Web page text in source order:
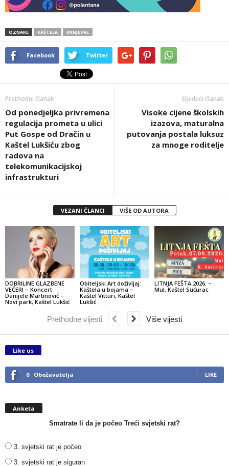
OZNAKE KAŠTELA KRNJEVAL
Facebook Twitter
Prethodni članak
Od ponedjeljka privremena
regulacija prometa u ulici
Put Gospe od Dračin u
Kaštel Lukšiću zbog
radova na
telekomunikacijskoj
infrastrukturi
Sljedeći članak
Visoke cijene školskih
izazova, maturalna
putovanja postala luksuz
za mnoge roditelje
VEZANI ČLANCI VIŠE OD AUTORA
DOBRILINE GLAZBENE
VEČERI – Koncert
Danijele Martinović –
Novi park, Kaštel Lukšić
Obiteljski Art doživljaj:
Kaštela u bojama –
Kaštel Vitturi, Kaštel
Lukšić
LITNJA FEŠTA 2026. –
Mul, Kaštel Sućurac
Prethodne vijesti Više vijesti
Like us
0 Obožavatelja LIKE
Anketa
Smatrate li da je počeo Treći svjetski rat?
3. svjetski rat je počeo
3. svjetski rat je siguran